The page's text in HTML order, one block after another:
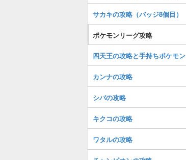
サカキの攻略（バッジ8個目）
ポケモンリーグ攻略
四天王の攻略と手持ちポケモン
カンナの攻略
シバの攻略
キクコの攻略
ワタルの攻略